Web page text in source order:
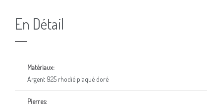
En Détail
Matériaux:
Argent 925 rhodié plaqué doré
Pierres: